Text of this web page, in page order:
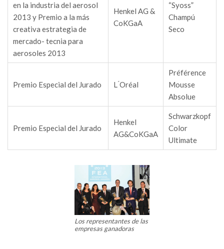
en la industria del aerosol
2013 y Premio a la más
creativa estrategia de
mercado- tecnia para
aerosoles 2013
Henkel AG &
CoKGaA
“Syoss”
Champú
Seco
Premio Especial del Jurado L ́Oréal
Préférence
Mousse
Absolue
Premio Especial del Jurado
Henkel
AG&CoKGaA
Schwarzkopf
Color
Ultimate
Los representantes de las
empresas ganadoras